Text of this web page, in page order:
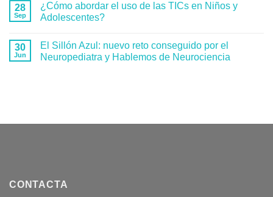
28
Sep
¿Cómo abordar el uso de las TICs en Niños y
Adolescentes?
30
Jun
El Sillón Azul: nuevo reto conseguido por el
Neuropediatra y Hablemos de Neurociencia
CONTACTA